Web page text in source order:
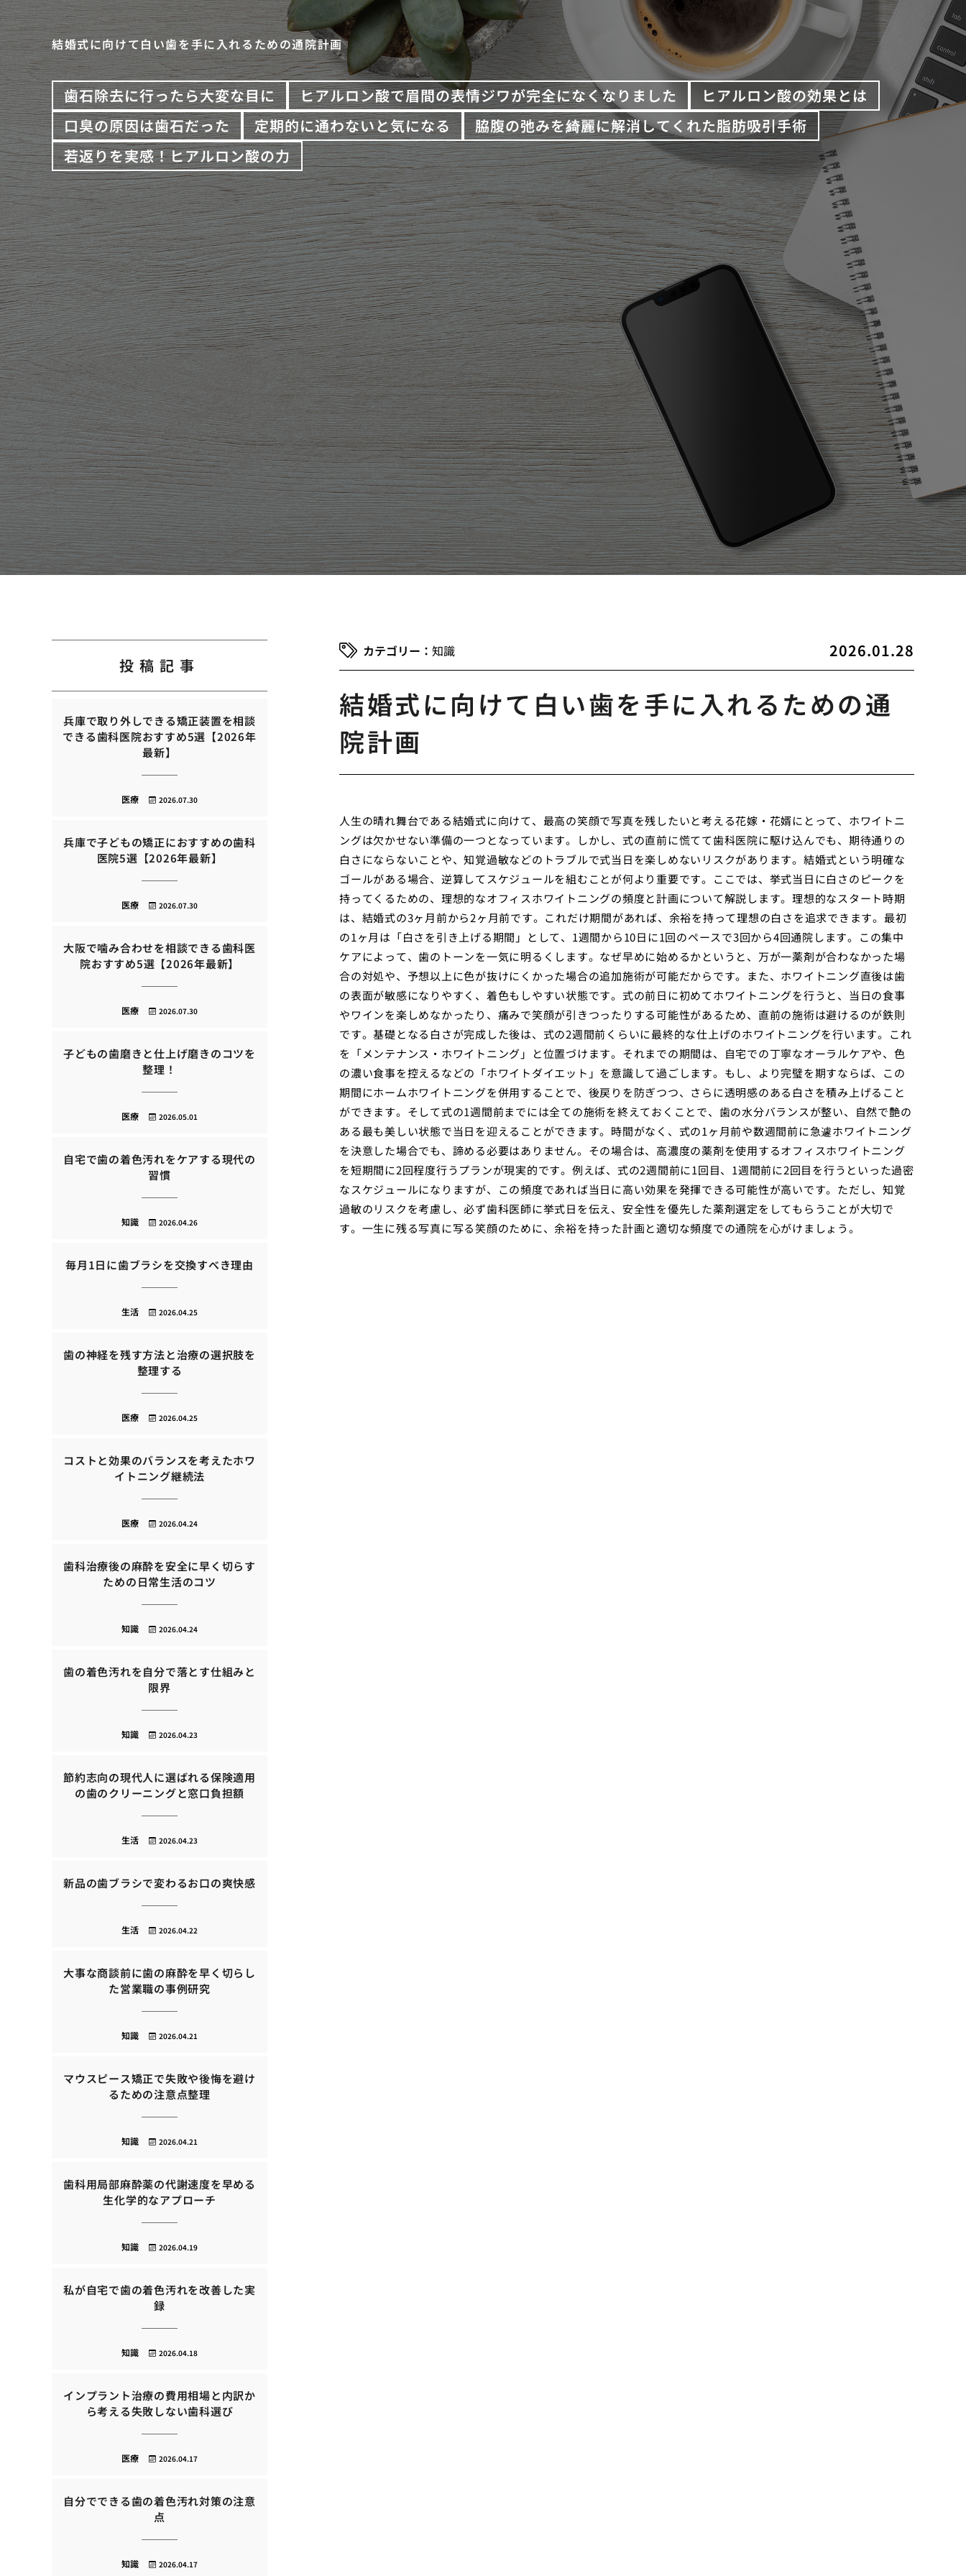
結婚式に向けて白い歯を手に入れるための通院計画
歯石除去に行ったら大変な目に ヒアルロン酸で眉間の表情ジワが完全になくなりました
ヒアルロン酸の効果とは
口臭の原因は歯石だった
定期的に通わないと気になる
脇腹の弛みを綺麗に解消してくれた脂肪吸引手術
若返りを実感！ヒアルロン酸の力
2026.01.28
知識
結婚式に向けて白い歯を手に入れるための通
院計画
人生の晴れ舞台である結婚式に向けて、最高の笑顔で写真を残したいと考える花嫁・花婿にとって、ホワイトニ
ングは欠かせない準備の一つとなっています。しかし、式の直前に慌てて歯科医院に駆け込んでも、期待通りの
白さにならないことや、知覚過敏などのトラブルで式当日を楽しめないリスクがあります。結婚式という明確な
ゴールがある場合、逆算してスケジュールを組むことが何より重要です。ここでは、挙式当日に白さのピークを
持ってくるための、理想的なオフィスホワイトニングの頻度と計画について解説します。理想的なスタート時期
は、結婚式の3ヶ月前から2ヶ月前です。これだけ期間があれば、余裕を持って理想の白さを追求できます。最初
の1ヶ月は「白さを引き上げる期間」として、1週間から10日に1回のペースで3回から4回通院します。この集中
ケアによって、歯のトーンを一気に明るくします。なぜ早めに始めるかというと、万が一薬剤が合わなかった場
合の対処や、予想以上に色が抜けにくかった場合の追加施術が可能だからです。また、ホワイトニング直後は歯
の表面が敏感になりやすく、着色もしやすい状態です。式の前日に初めてホワイトニングを行うと、当日の食事
やワインを楽しめなかったり、痛みで笑顔が引きつったりする可能性があるため、直前の施術は避けるのが鉄則
です。基礎となる白さが完成した後は、式の2週間前くらいに最終的な仕上げのホワイトニングを行います。これ
を「メンテナンス・ホワイトニング」と位置づけます。それまでの期間は、自宅での丁寧なオーラルケアや、色
の濃い食事を控えるなどの「ホワイトダイエット」を意識して過ごします。もし、より完璧を期すならば、この
期間にホームホワイトニングを併用することで、後戻りを防ぎつつ、さらに透明感のある白さを積み上げること
ができます。そして式の1週間前までには全ての施術を終えておくことで、歯の水分バランスが整い、自然で艶の
ある最も美しい状態で当日を迎えることができます。時間がなく、式の1ヶ月前や数週間前に急遽ホワイトニング
を決意した場合でも、諦める必要はありません。その場合は、高濃度の薬剤を使用するオフィスホワイトニング
を短期間に2回程度行うプランが現実的です。例えば、式の2週間前に1回目、1週間前に2回目を行うといった過密
なスケジュールになりますが、この頻度であれば当日に高い効果を発揮できる可能性が高いです。ただし、知覚
過敏のリスクを考慮し、必ず歯科医師に挙式日を伝え、安全性を優先した薬剤選定をしてもらうことが大切で
す。一生に残る写真に写る笑顔のために、余裕を持った計画と適切な頻度での通院を心がけましょう。
投稿記事
兵庫で取り外しできる矯正装置を相談
できる歯科医院おすすめ5選【2026年
最新】
2026.07.30
医療
兵庫で子どもの矯正におすすめの歯科
医院5選【2026年最新】
2026.07.30
医療
大阪で噛み合わせを相談できる歯科医
院おすすめ5選【2026年最新】
2026.07.30
医療
子どもの歯磨きと仕上げ磨きのコツを
整理！
2026.05.01
医療
自宅で歯の着色汚れをケアする現代の
習慣
2026.04.26
知識
毎月1日に歯ブラシを交換すべき理由
2026.04.25
生活
歯の神経を残す方法と治療の選択肢を
整理する
2026.04.25
医療
コストと効果のバランスを考えたホワ
イトニング継続法
2026.04.24
医療
歯科治療後の麻酔を安全に早く切らす
ための日常生活のコツ
2026.04.24
知識
歯の着色汚れを自分で落とす仕組みと
限界
2026.04.23
知識
節約志向の現代人に選ばれる保険適用
の歯のクリーニングと窓口負担額
2026.04.23
生活
新品の歯ブラシで変わるお口の爽快感
2026.04.22
生活
大事な商談前に歯の麻酔を早く切らし
た営業職の事例研究
2026.04.21
知識
マウスピース矯正で失敗や後悔を避け
るための注意点整理
2026.04.21
知識
歯科用局部麻酔薬の代謝速度を早める
生化学的なアプローチ
2026.04.19
知識
私が自宅で歯の着色汚れを改善した実
録
2026.04.18
知識
インプラント治療の費用相場と内訳か
ら考える失敗しない歯科選び
2026.04.17
医療
自分でできる歯の着色汚れ対策の注意
点
2026.04.17
知識